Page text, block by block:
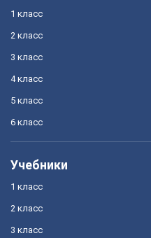
1 класс
2 класс
3 класс
4 класс
5 класс
6 класс
Учебники
1 класс
2 класс
3 класс